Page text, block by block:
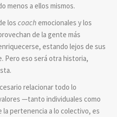
menos a ellos mismos.
los coach emocionales y los
de la gente más
estando lejos de sus
Pero eso será otra historia,
relacionar todo lo
—tanto individuales como
pertenencia a lo colectivo, es